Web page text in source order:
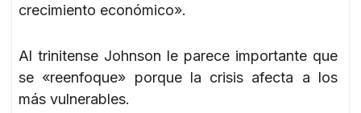
crecimiento económico».
Al trinitense Johnson le parece importante que
se «reenfoque» porque la crisis afecta a los
más vulnerables.